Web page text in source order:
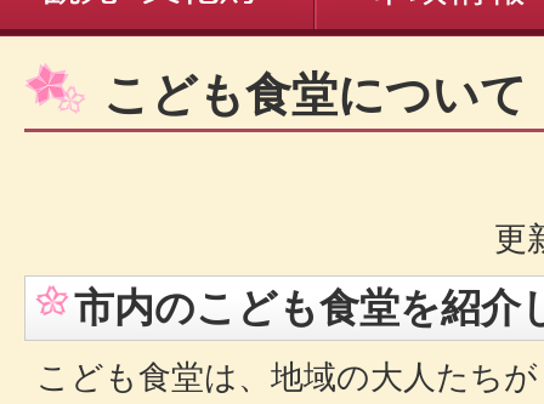
こども食堂について
更
市内のこども食堂を紹介
こども食堂は、地域の大人たち